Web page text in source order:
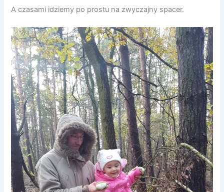
A czasami idziemy po prostu na zwyczajny spacer.